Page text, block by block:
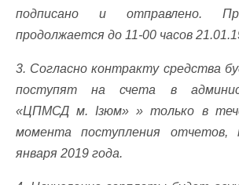
подписано и отправлено.
продолжается до 11-00 часов
3. Согласно контракту средства
поступят на счета в
«ЦПМСД м. Ізюм» » только в
момента поступления
января 2019 года.